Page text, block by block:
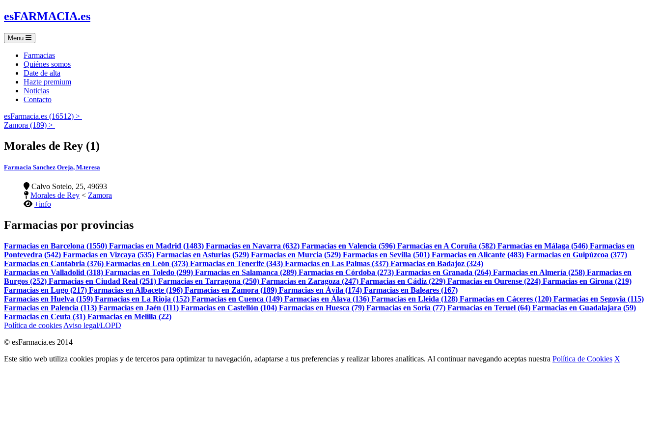
esFARMACIA.es
Menu
Farmacias
Quiénes somos
Date de alta
Hazte premium
Noticias
Contacto
esFarmacia.es (16512) >
Zamora (189) >
Morales de Rey (1)
Farmacia Sanchez Oreja, M.teresa
Calvo Sotelo, 25, 49693
Morales de Rey < Zamora
+info
Farmacias por provincias
Farmacias en Barcelona (1550) Farmacias en Madrid (1483) Farmacias en Navarra (632) Farmacias en Valencia (596) Farmacias en A Coruña (582) Farmacias en Málaga (546) Farmacias en
Pontevedra (542) Farmacias en Vizcaya (535) Farmacias en Asturias (529) Farmacias en Murcia (529) Farmacias en Sevilla (501) Farmacias en Alicante (483) Farmacias en Guipúzcoa (377)
Farmacias en Cantabria (376) Farmacias en León (373) Farmacias en Tenerife (343) Farmacias en Las Palmas (337) Farmacias en Badajoz (324)
Farmacias en Valladolid (318) Farmacias en Toledo (299) Farmacias en Salamanca (289) Farmacias en Córdoba (273) Farmacias en Granada (264) Farmacias en Almería (258) Farmacias en
Burgos (252) Farmacias en Ciudad Real (251) Farmacias en Tarragona (250) Farmacias en Zaragoza (247) Farmacias en Cádiz (229) Farmacias en Ourense (224) Farmacias en Girona (219)
Farmacias en Lugo (217) Farmacias en Albacete (196) Farmacias en Zamora (189) Farmacias en Ávila (174) Farmacias en Baleares (167)
Farmacias en Huelva (159) Farmacias en La Rioja (152) Farmacias en Cuenca (149) Farmacias en Álava (136) Farmacias en Lleida (128) Farmacias en Cáceres (120) Farmacias en Segovia (115)
Farmacias en Palencia (113) Farmacias en Jaén (111) Farmacias en Castellón (104) Farmacias en Huesca (79) Farmacias en Soria (77) Farmacias en Teruel (64) Farmacias en Guadalajara (59)
Farmacias en Ceuta (31) Farmacias en Melilla (22)
Política de cookies Aviso legal/LOPD
© esFarmacia.es 2014
Este sitio web utiliza cookies propias y de terceros para optimizar tu navegación, adaptarse a tus preferencias y realizar labores analíticas. Al continuar navegando aceptas nuestra Política de Cookies X